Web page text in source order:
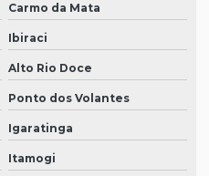
Carmo da Mata
Ibiraci
Alto Rio Doce
Ponto dos Volantes
Igaratinga
Itamogi